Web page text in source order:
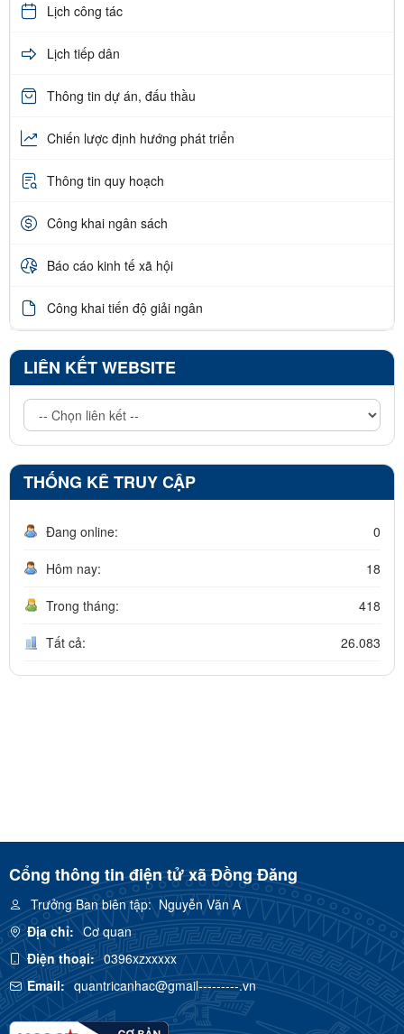
Lịch công tác
Lịch tiếp dân
Thông tin dự án, đấu thầu
Chiến lược định hướng phát triển
Thông tin quy hoạch
Công khai ngân sách
Báo cáo kinh tế xã hội
Công khai tiến độ giải ngân
LIÊN KẾT WEBSITE
THỐNG KÊ TRUY CẬP
Đang online: 0
Hôm nay: 18
Trong tháng: 418
Tất cả: 26.083
Cổng thông tin điện tử xã Đồng Đăng
Trưởng Ban biên tập:Nguyễn Văn A
Địa chỉ: Cơ quan
Điện thoại: 0396xzxxxxx
Email: quantricanhac@gmail---------.vn